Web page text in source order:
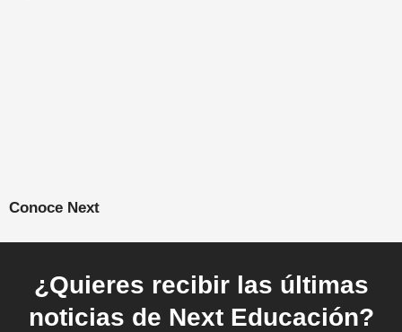
Conoce Next
¿Quieres recibir las últimas
noticias de Next Educación?